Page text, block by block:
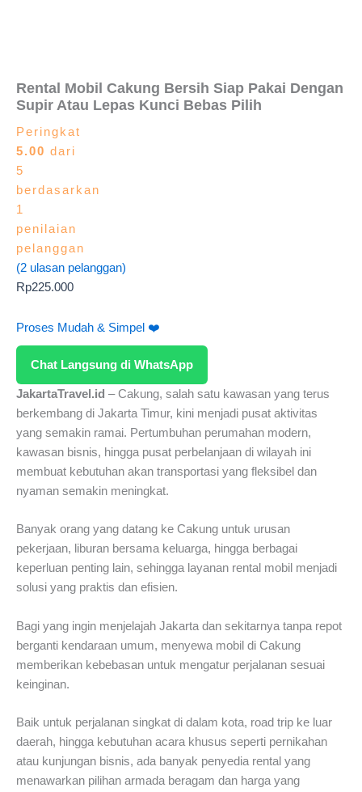
Rental Mobil Cakung Bersih Siap Pakai Dengan
Supir Atau Lepas Kunci Bebas Pilih
Peringkat
5.00 dari
5
berdasarkan
1
penilaian
pelanggan
(2 ulasan pelanggan)
Rp225.000
Proses Mudah & Simpel ❤️
Chat Langsung di WhatsApp
JakartaTravel.id – Cakung, salah satu kawasan yang terus
berkembang di Jakarta Timur, kini menjadi pusat aktivitas
yang semakin ramai. Pertumbuhan perumahan modern,
kawasan bisnis, hingga pusat perbelanjaan di wilayah ini
membuat kebutuhan akan transportasi yang fleksibel dan
nyaman semakin meningkat.
Banyak orang yang datang ke Cakung untuk urusan
pekerjaan, liburan bersama keluarga, hingga berbagai
keperluan penting lain, sehingga layanan rental mobil menjadi
solusi yang praktis dan efisien.
Bagi yang ingin menjelajah Jakarta dan sekitarnya tanpa repot
berganti kendaraan umum, menyewa mobil di Cakung
memberikan kebebasan untuk mengatur perjalanan sesuai
keinginan.
Baik untuk perjalanan singkat di dalam kota, road trip ke luar
daerah, hingga kebutuhan acara khusus seperti pernikahan
atau kunjungan bisnis, ada banyak penyedia rental yang
menawarkan pilihan armada beragam dan harga yang